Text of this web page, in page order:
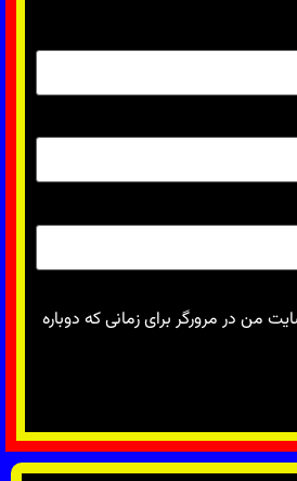
من در مرورگر برای زمانی که دوباره